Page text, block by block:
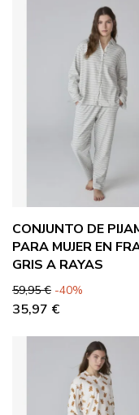
CONJUNTO DE
PARA MUJER EN
GRIS A RAYAS
Precio base
59,95 € Precio
-40%
35,97 €